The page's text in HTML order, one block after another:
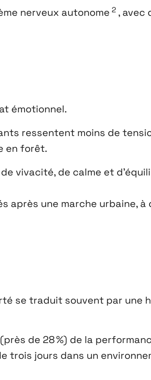
nerveux autonome 2 , avec
émotionnel.
ressentent moins de
en forêt.
vivacité, de calme et
après une marche urbaine, à
se traduit souvent par une
de 28 %) de la
trois jours dans un